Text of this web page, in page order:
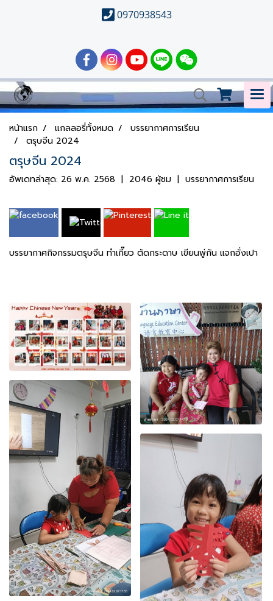
0970938543
หน้าแรก แกลลอรี่ทั้งหมด
บรรยากาศการเรียน
ตรุษจีน 2024
ตรุษจีน 2024
อัพเดทล่าสุด: 26 พ.ค. 2568 | 2046 ผู้ชม | บรรยากาศการเรียน
บรรยากาศกิจกรรมตรุษจีน ทำเกี๊ยว ตัดกระดาษ เขียนพู่กัน แจกอั่งเปา